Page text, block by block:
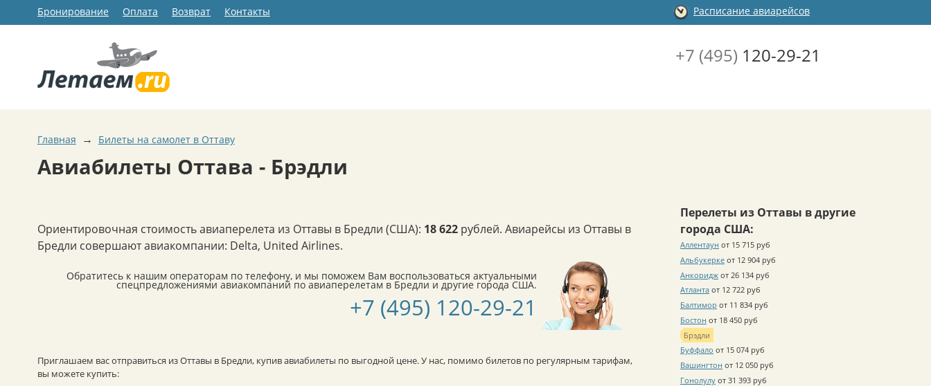
Бронирование Оплата Возврат Контакты Расписание авиарейсов
+7 (495) 120-29-21
Главная → Билеты на самолет в Оттаву
Авиабилеты Оттава - Брэдли
Ориентировочная стоимость авиаперелета из Оттавы в Бредли (США): 18 622 рублей. Авиарейсы из Оттавы в
Бредли совершают авиакомпании: Delta, United Airlines.
Обратитесь к нашим операторам по телефону, и мы поможем Вам воспользоваться актуальными
спецпредложениями авиакомпаний по авиаперелетам в Бредли и другие города США.
+7 (495) 120-29-21
Приглашаем вас отправиться из Оттавы в Бредли, купив авиабилеты по выгодной цене. У нас, помимо билетов по регулярным тарифам,
вы можете купить:
Перелеты из Оттавы в другие
города США:
Аллентаун от 15 715 руб
Альбукерке от 12 904 руб
Анкоридж от 26 134 руб
Атланта от 12 722 руб
Балтимор от 11 834 руб
Бостон от 18 450 руб
Брэдли
Буффало от 15 074 руб
Вашингтон от 12 050 руб
Гонолулу от 31 393 руб